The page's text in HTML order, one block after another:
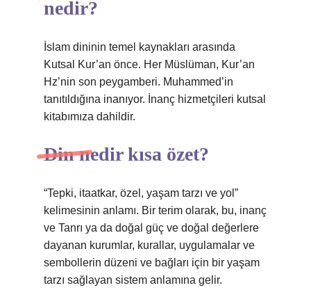
nedir?
İslam dininin temel kaynakları arasında
Kutsal Kur’an önce. Her Müslüman, Kur’an
Hz’nin son peygamberi. Muhammed’in
tanıtıldığına inanıyor. İnanç hizmetçileri kutsal
kitabımıza dahildir.
Din nedir kısa özet?
“Tepki, itaatkar, özel, yaşam tarzı ve yol”
kelimesinin anlamı. Bir terim olarak, bu, inanç
ve Tanrı ya da doğal güç ve doğal değerlere
dayanan kurumlar, kurallar, uygulamalar ve
sembollerin düzeni ve bağları için bir yaşam
tarzı sağlayan sistem anlamına gelir.